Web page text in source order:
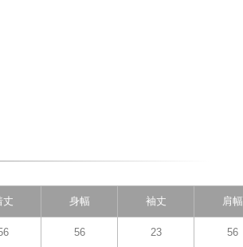
丈 身幅 袖丈 肩幅
56 23 56